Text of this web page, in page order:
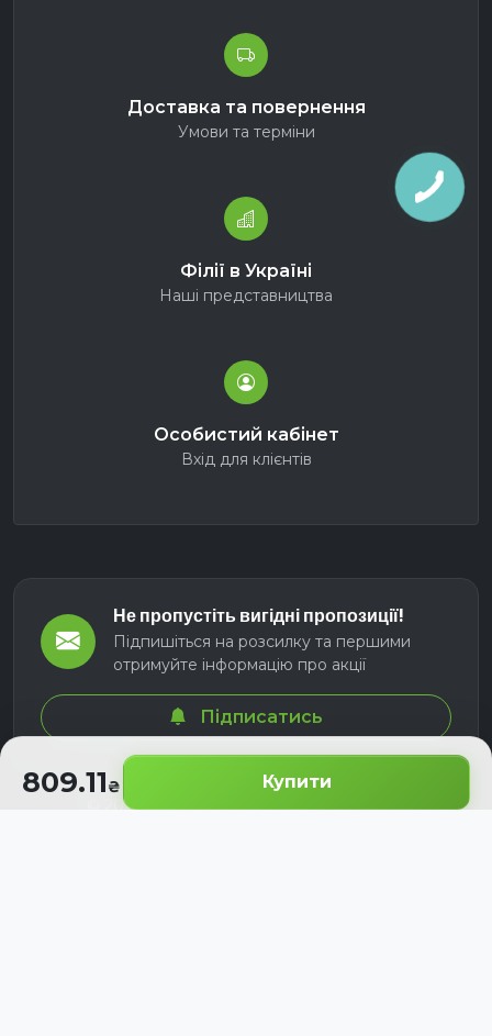
809.11 Купити
Доставка та повернення
Умови та терміни
Філії в Україні
Наші представництва
Особистий кабінет
Вхід для клієнтів
Не пропустіть вигідні пропозиції!
Підпишіться на розсилку та першими
отримуйте інформацію про акції
Підписатись
© 2026 СЕЛМ АГРО. Всі права захищені.